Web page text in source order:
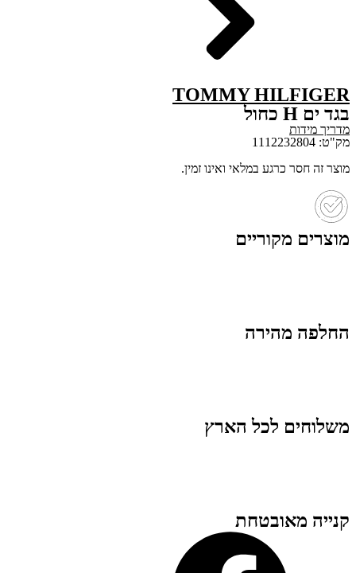
TOMMY HILFIGER
בגד ים H כחול
מדריך מידות
מק"ט: 1112232804
מוצר זה חסר כרגע במלאי ואינו זמין.
מוצרים מקוריים
החלפה מהירה
משלוחים לכל הארץ
קנייה מאובטחת